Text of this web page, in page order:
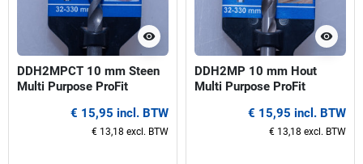
visibility
DDH2MPCT 10 mm Steen
Multi Purpose ProFit
32-330 mm€ 15,95 incl. BTW
€ 13,18 excl. BTW
visibility
DDH2MP 10 mm Hout
Multi Purpose ProFit
32-330 mm€ 15,95 incl. BTW
€ 13,18 excl. BTW